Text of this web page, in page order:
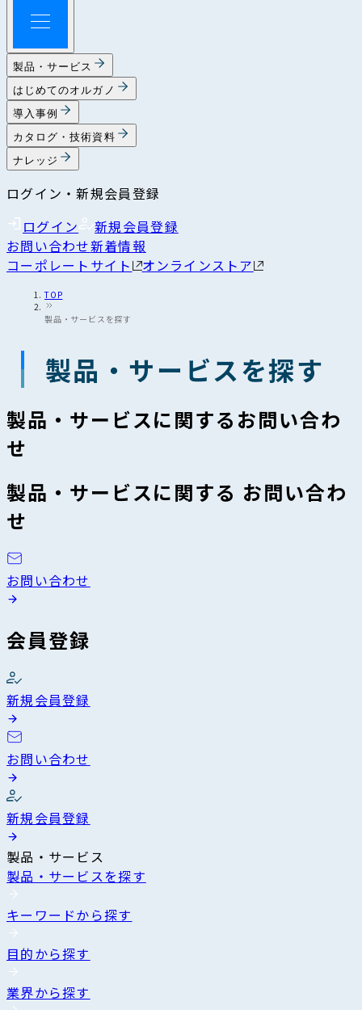
製品・サービス
はじめてのオルガノ
導入事例
カタログ・技術資料
ナレッジ
ログイン・新規会員登録
ログイン
新規会員登録
お問い合わせ新着情報
コーポレートサイト
オンラインストア
TOP
製品・サービスを探す
製品・サービスを探す
製品・サービスに関するお問い合わ
せ
製品・サービスに関する お問い合わ
せ
お問い合わせ
会員登録
新規会員登録
お問い合わせ
新規会員登録
製品・サービス
製品・サービスを探す
キーワードから探す
目的から探す
業界から探す